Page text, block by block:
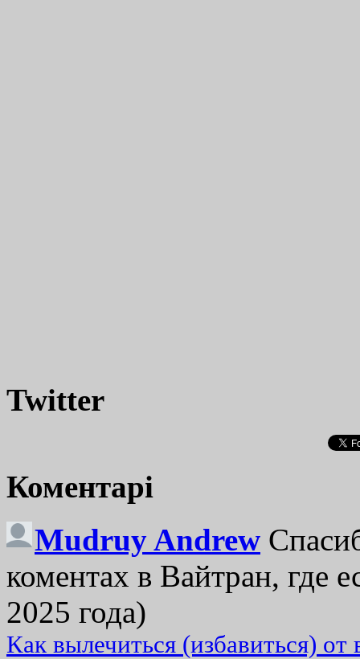
Twitter
Коментарі
Mudruy Andrew
коментах в Вайтран, где
2025 года)
Как вылечиться (избавиться)